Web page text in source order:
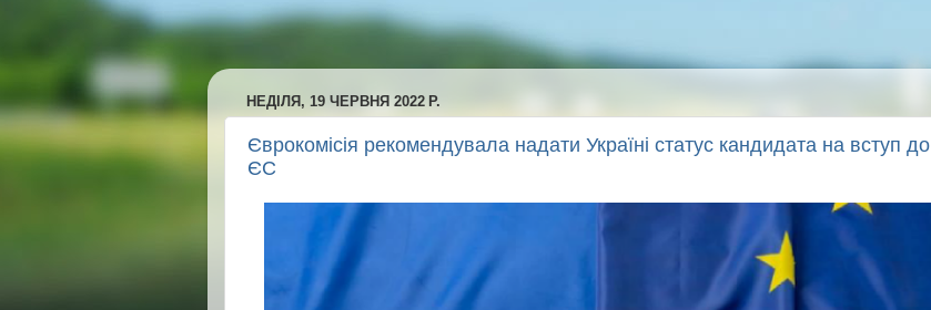
НЕДІЛЯ, 19 ЧЕРВНЯ 2022 Р.
Єврокомісія рекомендувала надати Україні статус кандидата на вступ до
ЄС